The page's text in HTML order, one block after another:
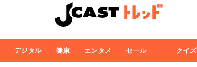
デジタル 健康 エンタメ セール クイズ